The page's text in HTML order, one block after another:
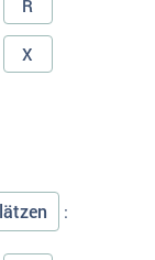
R
X
: